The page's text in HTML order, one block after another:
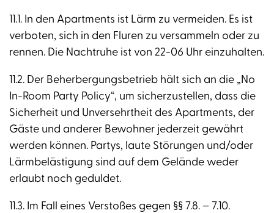
11.1. In den Apartments ist Lärm zu vermeiden. Es ist
verboten, sich in den Fluren zu versammeln oder zu
rennen. Die Nachtruhe ist von 22-06 Uhr einzuhalten.
11.2. Der Beherbergungsbetrieb hält sich an die „No
In-Room Party Policy“, um sicherzustellen, dass die
Sicherheit und Unversehrtheit des Apartments, der
Gäste und anderer Bewohner jederzeit gewährt
werden können. Partys, laute Störungen und/oder
Lärmbelästigung sind auf dem Gelände weder
erlaubt noch geduldet.
11.3. Im Fall eines Verstoßes gegen §§ 7.8. – 7.10.